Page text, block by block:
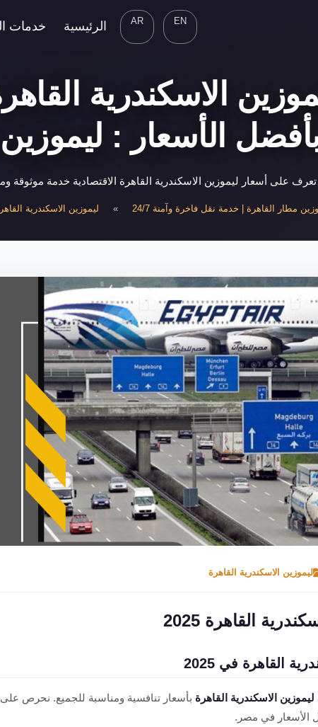
EN
AR الرئيسية خدمات
الاسكندرية
الأسعار :
تعرف على أسعار ليموزين الاسكندرية القاهرة الاقتصادية خدمة
مطار القاهرة | خدمة نقل فاخرة وآمنة 24/7 » ليموزين الاسكندرية
ليموزين الاسكندرية القاهرة
القاهرة 2025
القاهرة في 2025
ليموزين الاسكندرية القاهرة بأسعار تنافسية ومناسبة للجميع. نحرص على
الأسعار في مصر.